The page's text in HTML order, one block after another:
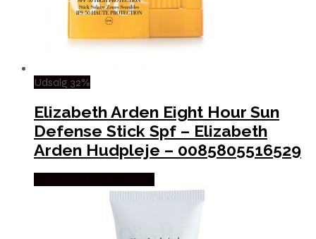
Udsalg 32%
Elizabeth Arden Eight Hour Sun
Defense Stick Spf – Elizabeth
Arden Hudpleje – 0085805516529